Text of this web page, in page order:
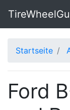
Startseite
Ford